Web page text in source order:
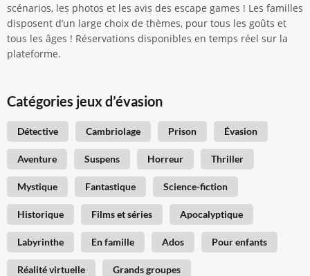
scénarios, les photos et les avis des escape games ! Les familles
disposent d’un large choix de thèmes, pour tous les goûts et
tous les âges ! Réservations disponibles en temps réel sur la
plateforme.
Catégories jeux d’évasion
Détective Cambriolage Prison Évasion
Aventure Suspens Horreur Thriller
Mystique Fantastique Science-fiction
Historique Films et séries Apocalyptique
Labyrinthe En famille Ados Pour enfants
Réalité virtuelle Grands groupes